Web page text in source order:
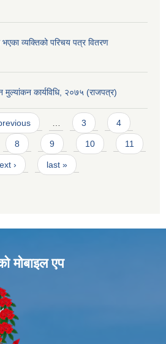
व्यक्तिको परिचय पत्र वितरण
कार्यविधि, २०७५ (राजपत्र)
3 4
8 9 10 11
› last »
माेबाइल एप